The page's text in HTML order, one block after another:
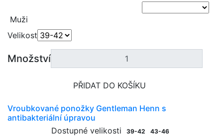
Muži
Velikost
Množství
PŘIDAT DO KOŠÍKU
Vroubkované ponožky Gentleman Henn s
antibakteriální úpravou
Dostupné velikosti
39-42 43-46